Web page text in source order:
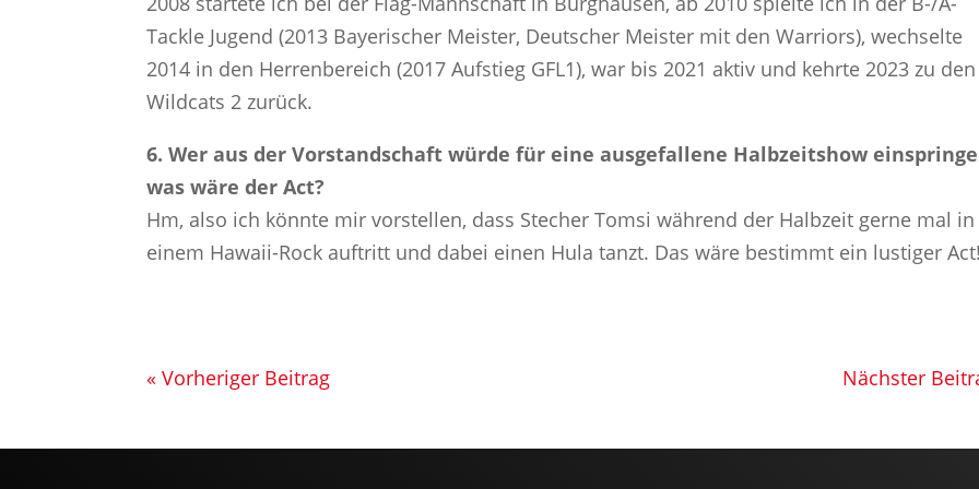
Tackle Jugend (2013 Bayerischer Meister, Deutscher Meister mit den Warriors), wechselte
2014 in den Herrenbereich (2017 Aufstieg GFL1), war bis 2021 aktiv und kehrte 2023 zu den
Wildcats 2 zurück.
6. Wer aus der Vorstandschaft würde für eine ausgefallene Halbzeitshow
was wäre der Act?
Hm, also ich könnte mir vorstellen, dass Stecher Tomsi während der Halbzeit gerne mal in
einem Hawaii-Rock auftritt und dabei einen Hula tanzt. Das wäre bestimmt ein lustiger Act!
« Vorheriger Beitrag Nächster